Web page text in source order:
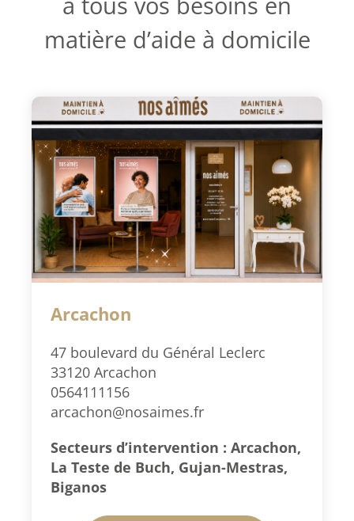
matière d’aide à domicile
Arcachon
47 boulevard du Général Leclerc
33120 Arcachon
0564111156
arcachon@nosaimes.fr
Secteurs d’intervention : Arcachon,
La Teste de Buch, Gujan-Mestras,
Biganos